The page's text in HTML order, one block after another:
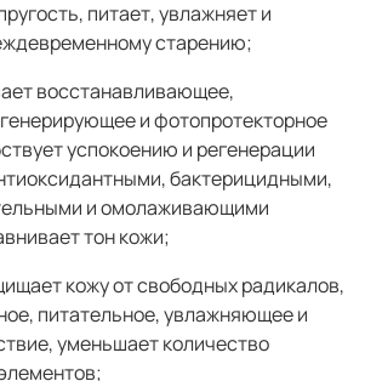
питает, увлажняет и
старению;
восстанавливающее,
и фотопротекторное
успокоению и регенерации
бактерицидными,
и омолаживающими
тон кожи;
кожу от свободных радикалов,
питательное, увлажняющее и
уменьшает количество